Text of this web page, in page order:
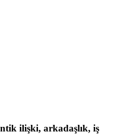
ilişki, arkadaşlık, iş